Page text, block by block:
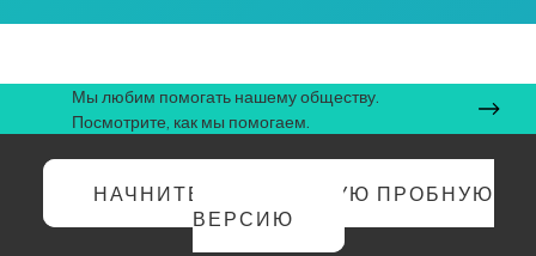
Мы любим помогать нашему обществу.
Посмотрите, как мы помогаем.
НАЧНИТЕ БЕСПЛАТНУЮ ПРОБНУЮ
ВЕРСИЮ